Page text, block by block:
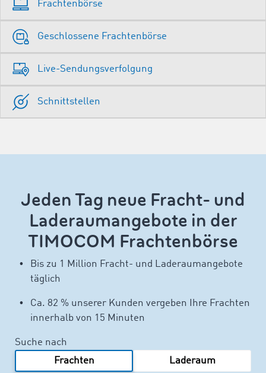
Frachtenbörse
Geschlossene Frachtenbörse
Live-Sendungsverfolgung
Schnittstellen
Jeden Tag neue Fracht- und
Laderaumangebote in der
TIMOCOM Frachtenbörse
Bis zu 1 Million Fracht- und Laderaumangebote
täglich
Ca. 82 % unserer Kunden vergeben Ihre Frachten
innerhalb von 15 Minuten
Suche nach
Frachten
Laderaum